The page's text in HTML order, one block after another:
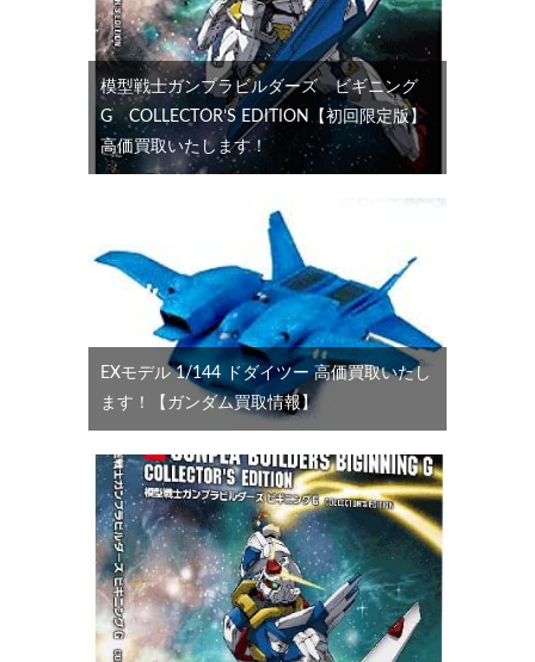
模型戦士ガンプラビルダーズ ビギニング
G COLLECTOR’S EDITION【初回限定版】
高価買取いたします！
EXモデル 1/144 ドダイツー 高価買取いたし
ます！【ガンダム買取情報】